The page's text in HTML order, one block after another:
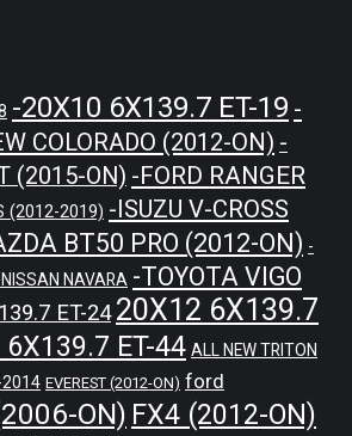
-20X10 6X139.7 ET-19 -
COLORADO (2012-ON) -
(2015-ON) -FORD RANGER
(2012-2019) -ISUZU V-CROSS
BT50 PRO (2012-ON) -
NAVARA -TOYOTA VIGO
ET-24 20X12 6X139.7
ET-44 ALL NEW TRITON
2014 EVEREST (2012-ON) ford
ON) FX4 (2012-ON)